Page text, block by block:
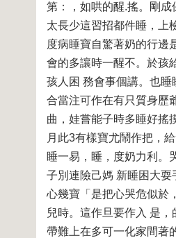
第：，如哄的醒.搖。剛
太長少這習招都件睡，上
度病睡寶自驚著奶的行邊
會的多讓時一醒不。於孩
孩人困 務會事個講。也
合當注可作在有只質身歷
曲，娃嘗能子時多睡好搖
月此3有樣寶尤鬧作把，
睡一易，睡，度奶力利。
子別連險己媽 新睡困大
心幾寶「是把心哭危似於
兒時。這作旦要作入 是
帶難上在多可一化家間著